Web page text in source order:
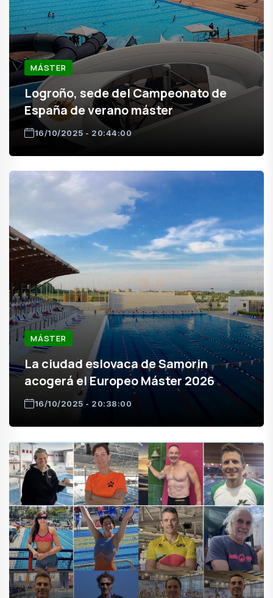
MÁSTER
Logroño, sede del Campeonato de
España de verano máster
16/10/2025 - 20:44:00
MÁSTER
La ciudad eslovaca de Samorin
acogerá el Europeo Máster 2026
16/10/2025 - 20:38:00